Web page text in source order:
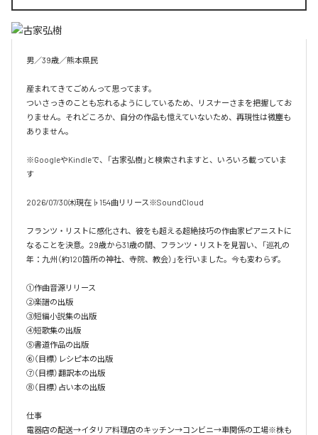
男／39歳／熊本県民
産まれてきてごめんって思ってます。
ついさっきのことも忘れるようにしているため、リスナーさまを把握してお
りません。それどころか、自分の作品も憶えていないため、再現性は微塵も
ありません。
※GoogleやKindleで、「古家弘樹」と検索されますと、いろいろ載っていま
す
2026/07/30㈭現在♭154曲リリース※SoundCloud
フランツ・リストに感化され、彼をも超える超絶技巧の作曲家ピアニストに
なることを決意。29歳から31歳の間、フランツ・リストを見習い、「巡礼の
年：九州（約120箇所の神社、寺院、教会）」を行いました。今も変わらず。
①作曲音源リリース
②楽譜の出版
③短編小説集の出版
④短歌集の出版
⑤書道作品の出版
⑥（目標）レシピ本の出版
⑦（目標）翻訳本の出版
⑧（目標）占い本の出版
仕事
電器店の配送→イタリア料理店のキッチン→コンビニ→車関係の工場※株も